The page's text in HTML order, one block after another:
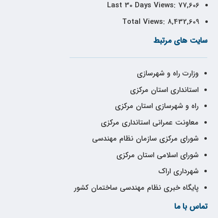
Last 30 Days Views: 77,606
Total Views: 8,432,609
سایت های مرتبط
وزارت راه و شهرسازی
استانداری استان مرکزی
راه و شهرسازی استان مرکزی
معاونت عمرانی استانداری مرکزی
شورای مرکزی سازمان نظام مهندسی
شورای اسلامی استان مرکزی
شهرداری اراک
پایگاه خبری نظام مهندسی ساختمان کشور
تماس با ما